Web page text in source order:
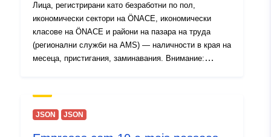
обхват:
- 31 July 2026
Бележки за
версията:
Enthaltene Daten: Monat
(DATUM) Code des
Лица, регистрирани като безработни по пол,
икономически сектори на ÖNACE, икономически
класове на ÖNACE и райони на пазара на труда
(регионални служби на AMS) — наличности в края на
месеца, пристигания, заминавания. Внимание:
преобразувани от ÖNACE 2008 в ÖNACE 2025
(замъгляване).
JSON JSON